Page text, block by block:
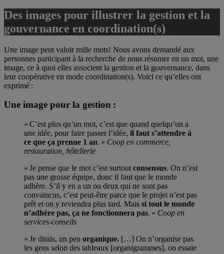
Des images pour illustrer la gestion et la
gouvernance en coordination(s)
Une image peut valoir mille mots! Nous avons demandé aux
personnes participant à la recherche de nous résumer en un mot, une
image, ce à quoi elles associent la gestion et la gouvernance, dans
leur coopérative en mode coordination(s). Voici ce qu’elles ont
exprimé :
Une image pour la gestion :
« C’est plus qu’un mot, c’est que quand quelqu’un a
une idée, pour faire passer l’idée, il faut s’attendre à
ce que ça prenne 1 an. » Coop en commerce,
restauration, hôtellerie
« Je pense que le mot c’est surtout consensus. On n’est
pas une grosse équipe, donc il faut que le monde
adhère. S’il y en a un ou deux qui ne sont pas
convaincus, c’est peut-être parce que le projet n’est pas
prêt et on y reviendra plus tard. Mais si tout le monde
n’adhère pas, ça ne fonctionnera pas. » Coop en
services-conseils
« Je dirais, un peu organique. […] On n’organise pas
les gens selon des tableaux [organigrammes], on essaie